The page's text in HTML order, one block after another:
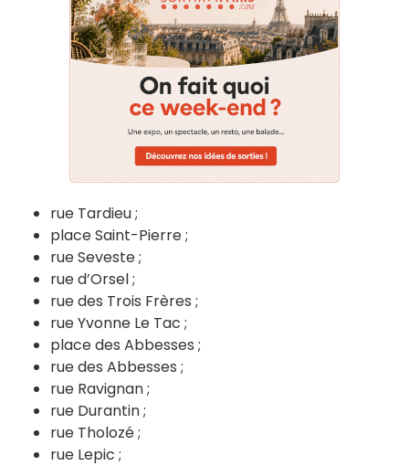
rue Tardieu ;
place Saint-Pierre ;
rue Seveste ;
rue d’Orsel ;
rue des Trois Frères ;
rue Yvonne Le Tac ;
place des Abbesses ;
rue des Abbesses ;
rue Ravignan ;
rue Durantin ;
rue Tholozé ;
rue Lepic ;